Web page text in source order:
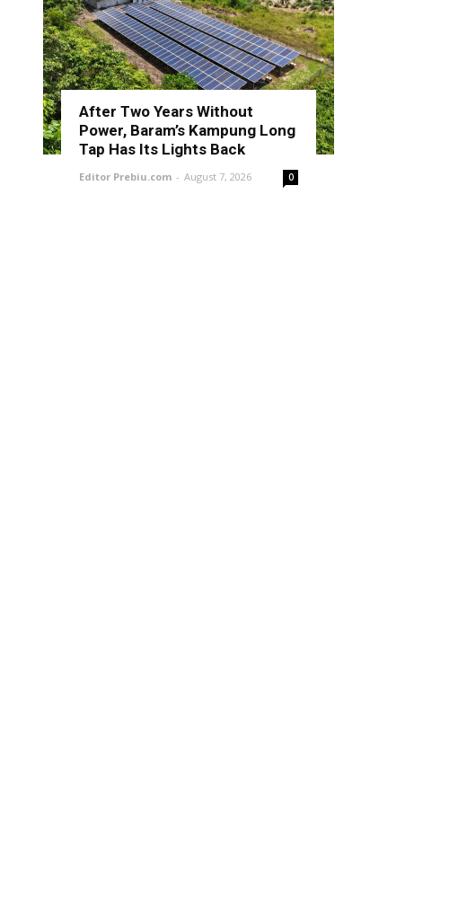
After Two Years Without
Power, Baram’s Kampung Long
Tap Has Its Lights Back
Editor Prebiu.com - August 7, 2026 0